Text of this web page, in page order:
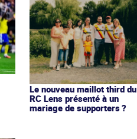
Le nouveau maillot third du
RC Lens présenté à un
mariage de supporters ?